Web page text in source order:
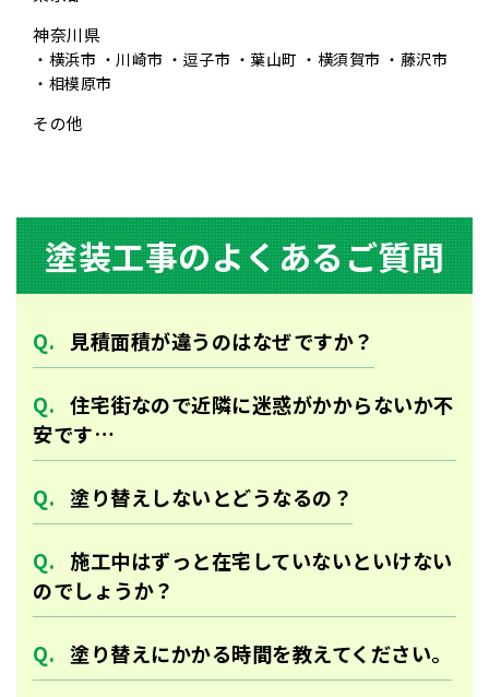
神奈川県
横浜市 川崎市 逗子市 葉山町 横須賀市
藤沢市
相模原市
その他
塗装⼯事のよくあるご質問
⾒積⾯積が違うのはなぜですか？
住宅街なので近隣に迷惑がかからないか不
安です…
塗り替えしないとどうなるの？
施工中はずっと在宅していないといけない
のでしょうか？
塗り替えにかかる時間を教えてください。